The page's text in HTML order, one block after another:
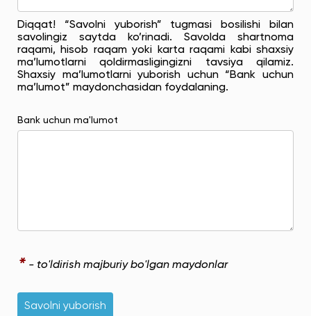
Diqqat! “Savolni yuborish” tugmasi bosilishi bilan
savolingiz saytda ko’rinadi. Savolda shartnoma
raqami, hisob raqam yoki karta raqami kabi shaxsiy
ma’lumotlarni qoldirmasligingizni tavsiya qilamiz.
Shaxsiy ma’lumotlarni yuborish uchun “Bank uchun
ma’lumot” maydonchasidan foydalaning.
Bank uchun ma'lumot
* - to'ldirish majburiy bo'lgan maydonlar
Savolni yuborish